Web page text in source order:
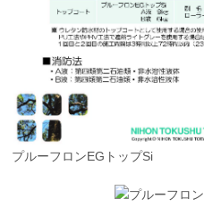
プルーフロンEGトップSi